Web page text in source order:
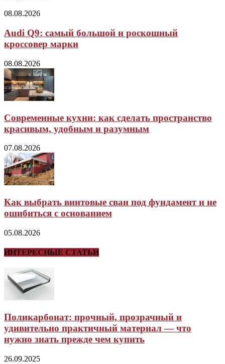
08.08.2026
Audi Q9: самый большой и роскошный
кроссовер марки
08.08.2026
Современные кухни: как сделать пространство
красивым, удобным и разумным
07.08.2026
Как выбрать винтовые сваи под фундамент и не
ошибиться с основанием
05.08.2026
ИНТЕРЕСНЫЕ СТАТЬИ
Поликарбонат: прочный, прозрачный и
удивительно практичный материал — что
нужно знать прежде чем купить
26.09.2025